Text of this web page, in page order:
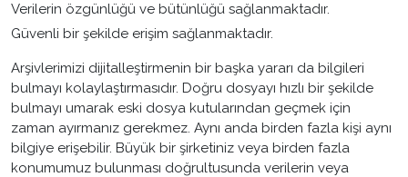
Verilerin özgünlüğü ve bütünlüğü sağlanmaktadır.
Güvenli bir şekilde erişim sağlanmaktadır.
Arşivlerimizi dijitalleştirmenin bir başka yararı da bilgileri
bulmayı kolaylaştırmasıdır. Doğru dosyayı hızlı bir şekilde
bulmayı umarak eski dosya kutularından geçmek için
zaman ayırmanız gerekmez. Aynı anda birden fazla kişi aynı
bilgiye erişebilir. Büyük bir şirketiniz veya birden fazla
konumumuz bulunması doğrultusunda verilerin veya